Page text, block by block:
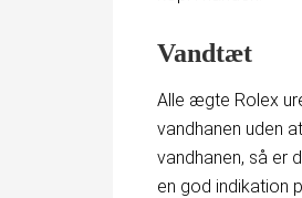
Vandtæt
Alle ægte Rolex
vandhanen uden
vandhanen, så er
en god indikation